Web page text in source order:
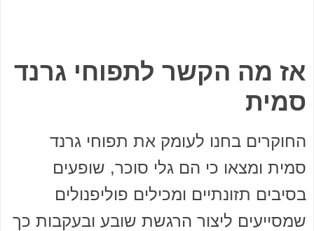
אז מה הקשר לתפוחי גרנד
סמית
החוקרים בחנו לעומק את תפוחי גרנד
סמית ומצאו כי הם גלי סוכר, שופעים
בסיבים תזונתיים ומכילים פוליפנולים
שמסייעים ליצור הרגשת שובע ובעקבות כך